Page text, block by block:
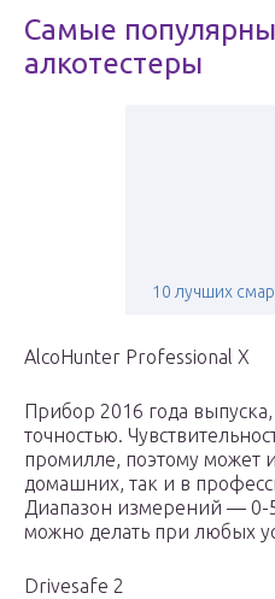
Самые
алкотестеры
10 лучших
AlcoHunter Professional X
Прибор 2016 года
точностью.
промилле, поэтому может
домашних, так и в
Диапазон измерений —
можно делать при любых
Drivesаfе 2